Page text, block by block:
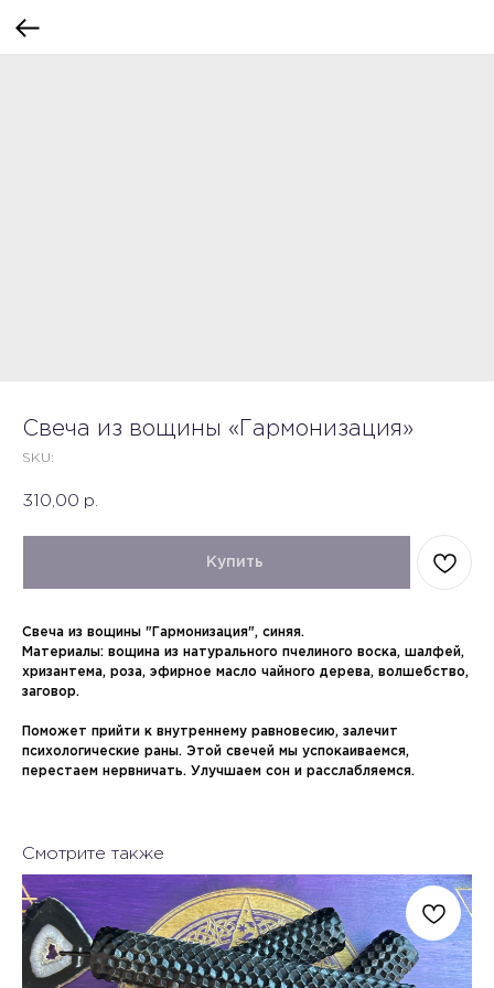
Свеча из вощины «Гармонизация»
SKU:
310,00 р.
Купить
Свеча из вощины "Гармонизация", синяя.
Материалы: вощина из натурального пчелиного воска, шалфей,
хризантема, роза, эфирное масло чайного дерева, волшебство,
заговор.
Поможет прийти к внутреннему равновесию, залечит
психологические раны. Этой свечей мы успокаиваемся,
перестаем нервничать. Улучшаем сон и расслабляемся.
Смотрите также